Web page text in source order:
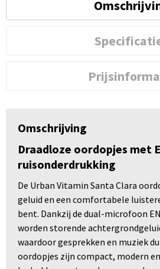
Omschrijving
Draadloze oordopjes met
ruisonderdrukking
De Urban Vitamin Santa Clara
geluid en een comfortabele
bent. Dankzij de dual-microfoon
worden storende
waardoor gesprekken en muziek
oordopjes zijn compact, modern